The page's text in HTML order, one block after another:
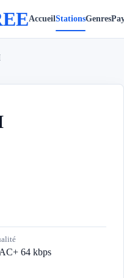
AccueilStationsGenres
64 kbps